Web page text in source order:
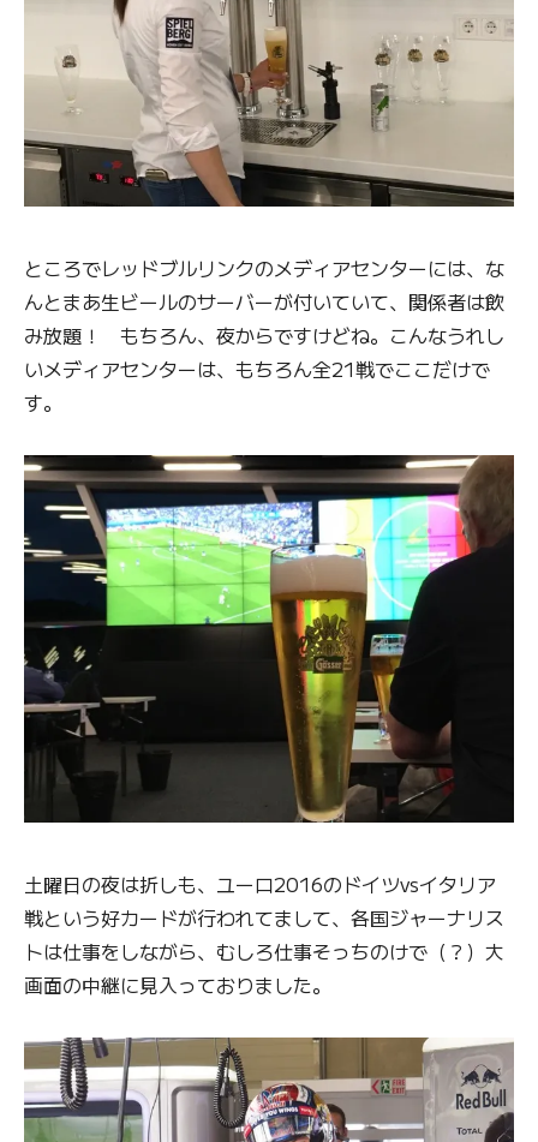
ところでレッドブルリンクのメディアセンターには、な
んとまあ生ビールのサーバーが付いていて、関係者は飲
み放題！ もちろん、夜からですけどね。こんなうれし
いメディアセンターは、もちろん全21戦でここだけで
す。
土曜日の夜は折しも、ユーロ2016のドイツvsイタリア
戦という好カードが行われてまして、各国ジャーナリス
トは仕事をしながら、むしろ仕事そっちのけで（？）大
画面の中継に見入っておりました。